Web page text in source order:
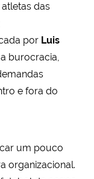
das
por Luis
burocracia,
e fora do
um pouco
organizacional.